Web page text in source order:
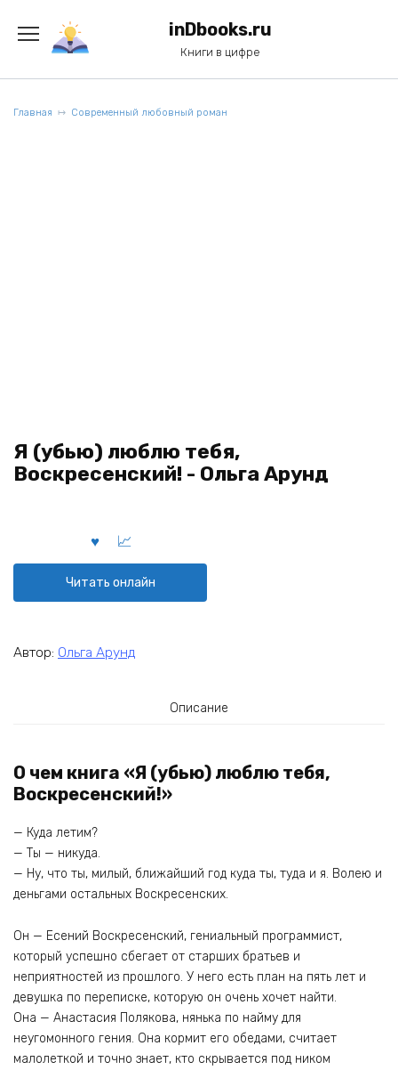
содержанию
inDbooks.ru
Книги в цифре
Главная Современный любовный роман
Я (убью) люблю тебя,
Воскресенский! - Ольга Aрунд
Читать онлайн
Автор: Ольга Aрунд
Описание
О чем книга «Я (убью) люблю тебя,
Воскресенский!»
— Куда летим?
— Ты — никуда.
— Ну, что ты, милый, ближайший год куда ты, туда и я. Волею и
деньгами остальных Воскресенских.
Он — Есений Воскресенский, гениальный программист,
который успешно сбегает от старших братьев и
неприятностей из прошлого. У него есть план на пять лет и
девушка по переписке, которую он очень хочет найти.
Она — Анастасия Полякова, нянька по найму для
неугомонного гения. Она кормит его обедами, считает
малолеткой и точно знает, кто скрывается под ником